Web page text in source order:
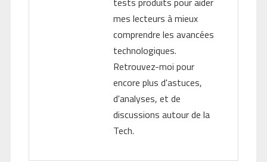
mes lecteurs à mieux
comprendre les avancées
technologiques.
Retrouvez-moi pour
encore plus d'astuces,
d'analyses, et de
discussions autour de la
Tech.